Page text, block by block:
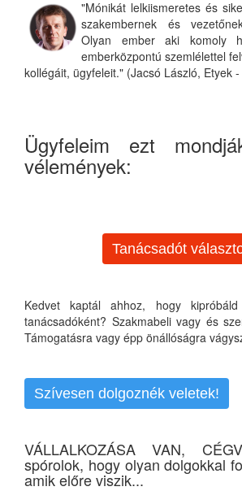
"Mónikát lelkiismeretes és
szakembernek és
Olyan ember aki komoly
emberközpontú szemlélettel
kollégáit, ügyfeleit." (Jacsó László, Etyek
Ügyfeleim ezt
vélemények:
Tanácsadót
Kedvet kaptál ahhoz, hogy
tanácsadóként? Szakmabeli vagy és
Támogatásra vagy épp önállóságra
Szívesen dolgoznék veletek!
VÁLLALKOZÁSA VAN,
spórolok, hogy olyan dolgokkal
amik előre viszik...